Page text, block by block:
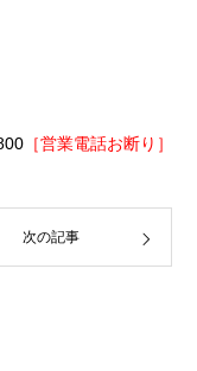
［営業電話お断り］
次の記事